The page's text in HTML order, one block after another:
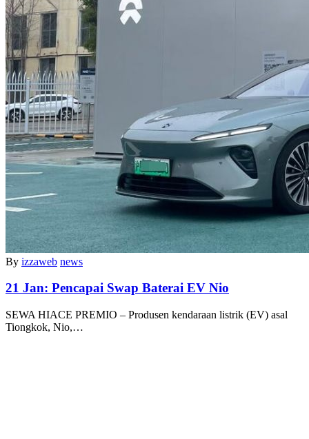
By izzaweb news
21 Jan: Pencapai Swap Baterai EV Nio
SEWA HIACE PREMIO – Produsen kendaraan listrik (EV) asal
Tiongkok, Nio,…